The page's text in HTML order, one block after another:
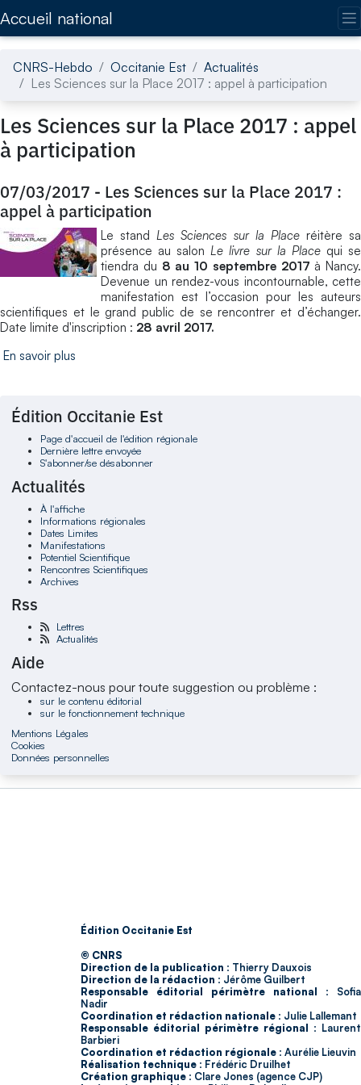
Accueil national
CNRS-Hebdo Occitanie Est
Actualités
Les Sciences sur la Place 2017 : appel à participation
Les Sciences sur la Place 2017 : appel
à participation
07/03/2017 - Les Sciences sur la Place 2017 :
appel à participation
Le stand Les Sciences sur la Placeréitère sa
présence au salon Le livre sur la Placequi se
tiendra du 8 au 10 septembre 2017 à Nancy.
Devenue un rendez-vous incontournable, cette
manifestation est l’occasion pour les auteurs
scientifiques et le grand public de se rencontrer et d’échanger.
Date limite d'inscription : 28 avril 2017.
En savoir plus
Édition Occitanie Est
Page d'accueil de l'édition régionale
Dernière lettre envoyée
S'abonner/se désabonner
Actualités
À l'affiche
Informations régionales
Dates Limites
Manifestations
Potentiel Scientifique
Rencontres Scientifiques
Archives
Rss
Lettres
Actualités
Aide
Contactez-nous pour toute suggestion ou problème :
sur le contenu éditorial
sur le fonctionnement technique
Mentions Légales
Cookies
Données personnelles
Édition Occitanie Est
© CNRS
Direction de la publication : Thierry Dauxois
Direction de la rédaction : Jérôme Guilbert
Responsable éditorial périmètre national : Sofia
Nadir
Coordination et rédaction nationale : Julie Lallemant
Responsable éditorial périmètre régional : Laurent
Barbieri
Coordination et rédaction régionale : Aurélie Lieuvin
Réalisation technique : Frédéric Druilhet
Création graphique : Clare Jones (agence CJP)